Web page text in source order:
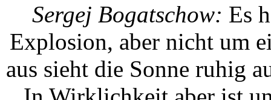
Sergej Bogatschow: Es
Explosion, aber nicht um
aus sieht die Sonne ruhig